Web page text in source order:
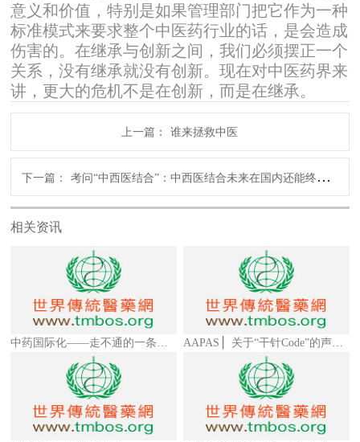
意义和价值，特别是如果管理部门把它作为一种
标准模式来要求整个中医药行业的话，是会造成
伤害的。在继承与创新之间，我们必须摆正一个
关系，没有继承就没有创新。现在对中医药界来
讲，更大的危机不是在创新，而是在继承。
上一篇： 谁来拯救中医
下一篇： 考问“中西医结合”：中西医结合未来在国内还能终结吗？
相关资讯
中药国际化——走不通的一条死路！ AAPAS ▏关于“干针Code”的声明（3）